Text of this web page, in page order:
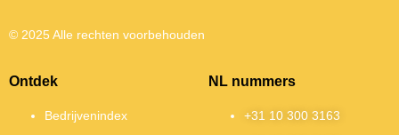
© 2025 Alle rechten voorbehouden
Ontdek
Bedrijvenindex
NL nummers
+31 10 300 3163